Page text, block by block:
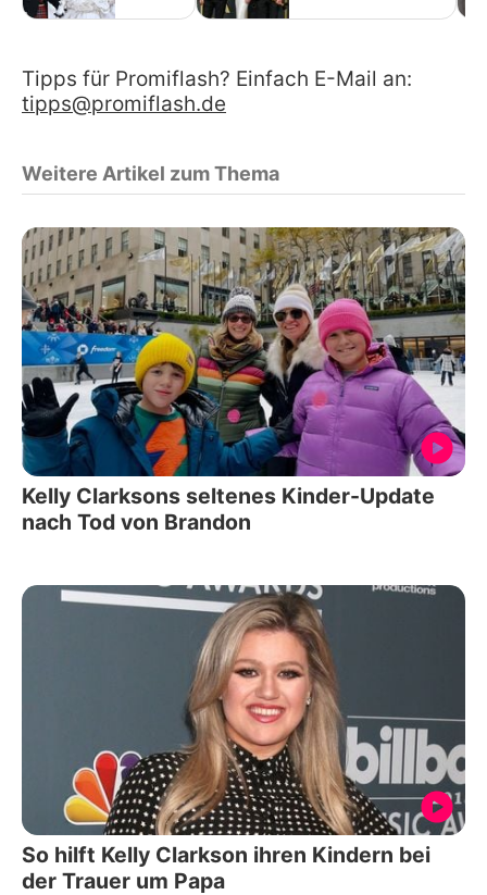
Tipps für Promiflash? Einfach E-Mail an:
tipps@promiflash.de
Weitere Artikel zum Thema
Kelly Clarksons seltenes Kinder-Update
nach Tod von Brandon
So hilft Kelly Clarkson ihren Kindern bei
der Trauer um Papa